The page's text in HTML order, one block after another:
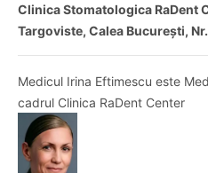
Clinica Stomatologica RaDent
Targoviste, Calea București,
Medicul Irina Eftimescu este
cadrul Clinica RaDent Center